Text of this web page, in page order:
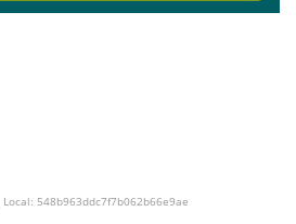
548b963ddc7f7b062b66e9ae